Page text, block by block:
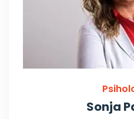
Sonja